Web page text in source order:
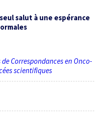
salut à une espérance
de Correspondances en Onco-
scientifiques